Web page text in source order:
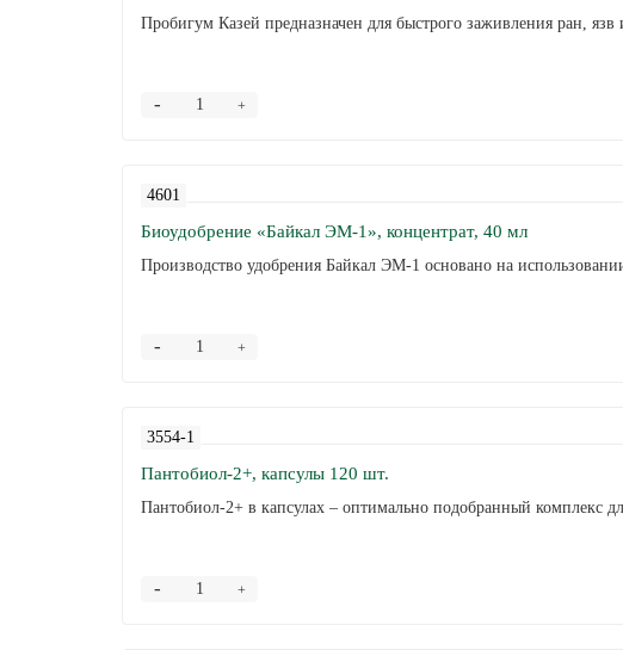
Пробигум Казей предназначен для быстрого заживления ран,
+
-
4601
Биоудобрение «Байкал ЭМ-1», концентрат, 40 мл
Производство удобрения Байкал ЭМ-1 основано на
+
-
3554-1
Пантобиол-2+, капсулы 120 шт.
Пантобиол-2+ в капсулах – оптимально подобранный комплекс
+
-